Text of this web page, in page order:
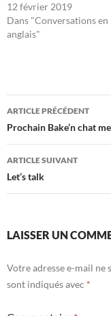
12 février 2019
Dans "Conversations en
anglais"
Navigation
des
articles
ARTICLE PRÉCÉDENT
Prochain Bake’n chat
ARTICLE SUIVANT
Let’s talk
LAISSER UN
Votre adresse e-mail ne
sont indiqués avec *